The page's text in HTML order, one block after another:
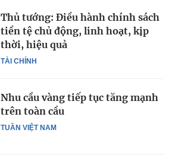
TÀI CHÍNH
Thủ tướng: Điều hành chính sách
tiền tệ chủ động, linh hoạt, kịp
thời, hiệu quả
TUẦN VIỆT NAM
Nhu cầu vàng tiếp tục tăng mạnh
trên toàn cầu